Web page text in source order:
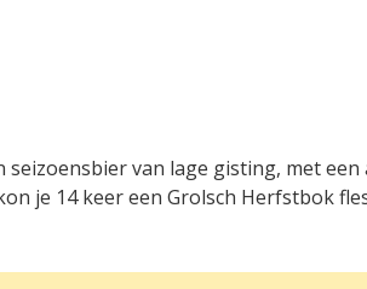
van lage gisting, met
je 14 keer een Grolsch Herfstbok